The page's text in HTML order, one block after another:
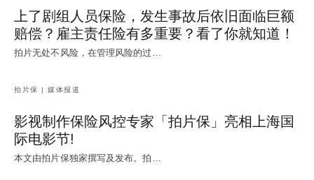
上了剧组人员保险，发生事故后依旧面临巨额
赔偿？雇主责任险有多重要？看了你就知道！
拍片无处不风险，在管理风险的过…
拍片保 | 媒体报道
影视制作保险风控专家「拍片保」亮相上海国
际电影节!
本文由拍片保独家撰写及发布。拍…